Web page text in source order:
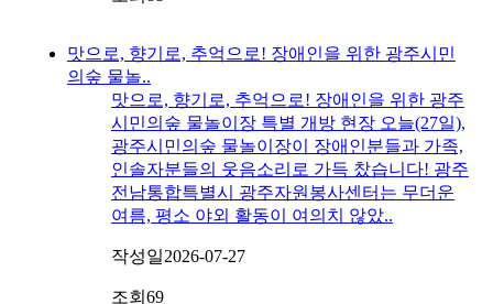
맛으로, 향기로, 추억으로! 장애인을 위한 광주시민
의숲 물놀..
맛으로, 향기로, 추억으로! 장애인을 위한 광주
시민의숲 물놀이장 특별 개방 현장 오늘(27일),
광주시민의숲 물놀이장이 장애인분들과 가족,
인솔자분들의 웃음소리로 가득 찼습니다! 광주
전남통합특별시 광주자원봉사센터는 무더운
여름, 평소 야외 활동이 여의치 않았..
작성일2026-07-27
조회 69